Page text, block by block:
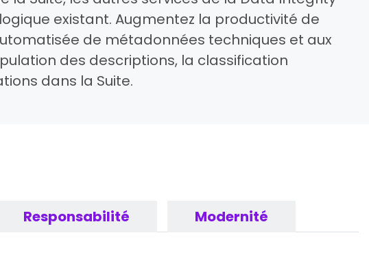
existant. Augmentez la productivité de
de métadonnées techniques et aux
des descriptions, la classification
dans la Suite.
Responsabilité Modernité